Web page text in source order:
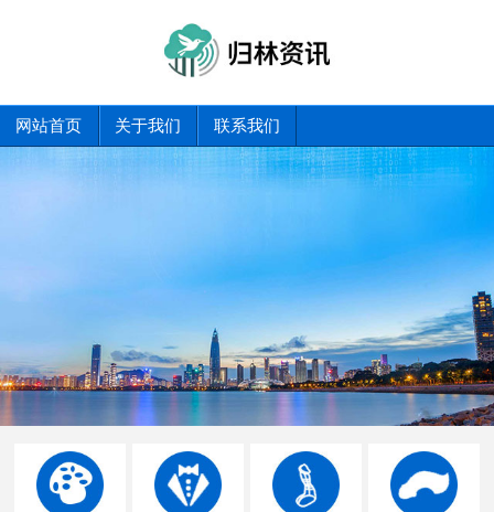
网站首页 关于我们 联系我们